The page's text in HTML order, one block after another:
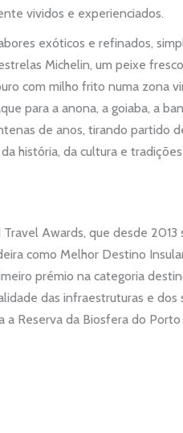
vividos e experienciados.
exóticos e refinados,
Michelin, um peixe
com milho frito numa zona
a goiaba, a
de anos, tirando partido
história, da cultura e
Awards, que desde 2013
como Melhor Destino
prémio na categoria
das infraestruturas e
Reserva da Biosfera do